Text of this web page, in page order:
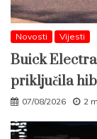
Novosti Vijesti
Buick
priključila
07/08/2026 2